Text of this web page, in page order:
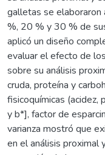
galletas se
%, 20 % y 30 % de
aplicó un diseño
evaluar el efecto de
sobre su análisis
cruda, proteína y
fisicoquímicas (acidez,
y b*], factor de
varianza mostró que
en el análisis proximal